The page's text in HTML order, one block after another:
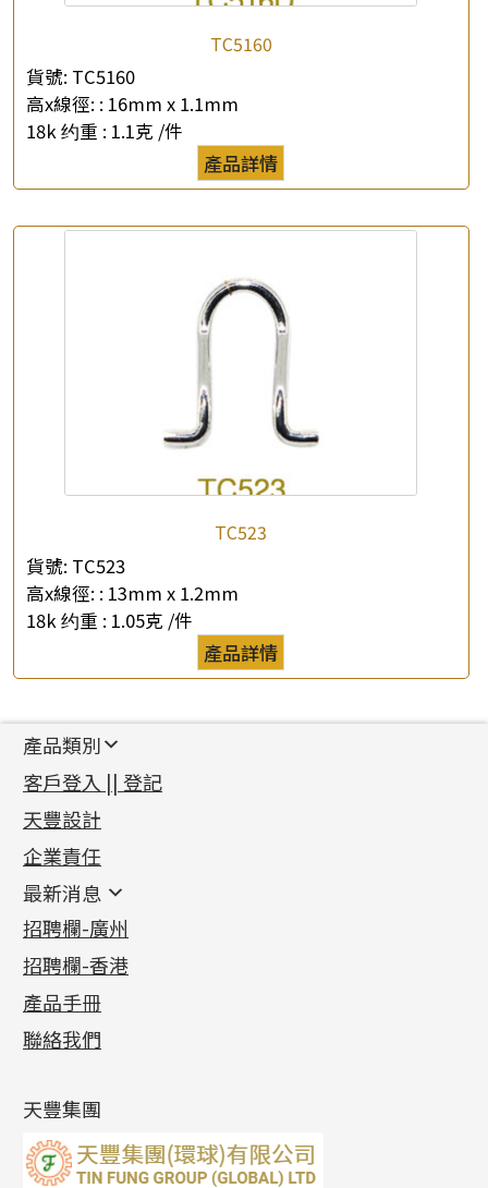
TC5160
貨號: TC5160
高x線徑: : 16mm x 1.1mm
18k 约重 : 1.1克 /件
產品詳情
TC523
貨號: TC523
高x線徑: : 13mm x 1.2mm
18k 约重 : 1.05克 /件
產品詳情
產品類別
新產品
足金系列
足金配件
機織鏈系列
珠仔鏈
镶口链
管狀網鏈
十字車花鏈系列
十字閃O鏈系列
十字錘打鏈系列
側身車花鏈系列
側身鏈系列
雙十字鏈系列
水波鏈系列
蛇骨鏈系列
鏈尾系列
首飾配件
耳環類配件
卷迫系列
螺絲迫系列
梅花迫系列
平臺迫系列
綫拍系列
美拍系列
耳環扣系列
耳綫/耳鈎系列
耳環爪頭
耳環
鏈類配件
動感車花吊墜
調節珠系列
生圈扣系列
龍蝦扣系列
鴨俐制系列
字母吊墜
相盒吊墜
項鏈吊墜
生肖吊墜
其他類配件
珠盤系列
袖口鈕系列
焊片及鐳射綫
空心車花管
珠類配件
無孔光身珠
空心光身珠
無孔批花珠
鑲口類
四爪頭系列
六爪頭系列
車花片
動感車花片
鑲口戒指
鑲口手鏈系列
首飾系列
手镯系列
戒指系列
空心耳環
空心车花管首饰链
空心手鐲系列
貴金屬原料
千足金
記憶金屬系列
記憶戒指
拉簧珠珠手鏈
記憶鈦手鐲
客戶登入 || 登記
天豐設計
企業責任
最新消息
最新消息
各項證書(2)
相片集(9)
展覽會資訊
最新產品資訊
招聘欄-廣州
招聘欄-香港
產品手冊
聯絡我們
天豐集團